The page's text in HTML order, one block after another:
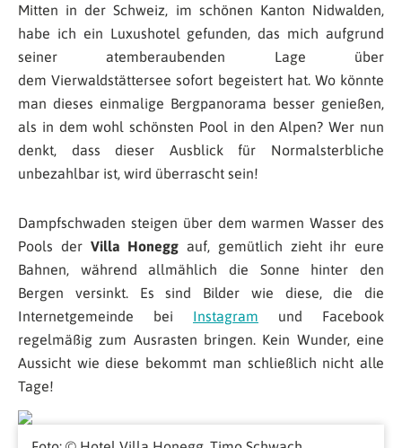
Mitten in der Schweiz, im schönen Kanton Nidwalden,
habe ich ein Luxushotel gefunden, das mich aufgrund
seiner atemberaubenden Lage über
dem Vierwaldstättersee sofort begeistert hat. Wo könnte
man dieses einmalige Bergpanorama besser genießen,
als in dem wohl schönsten Pool in den Alpen? Wer nun
denkt, dass dieser Ausblick für Normalsterbliche
unbezahlbar ist, wird überrascht sein!
Dampfschwaden steigen über dem warmen Wasser des
Pools der Villa Honegg auf, gemütlich zieht ihr eure
Bahnen, während allmählich die Sonne hinter den
Bergen versinkt. Es sind Bilder wie diese, die die
Internetgemeinde bei Instagram und Facebook
regelmäßig zum Ausrasten bringen. Kein Wunder, eine
Aussicht wie diese bekommt man schließlich nicht alle
Tage!